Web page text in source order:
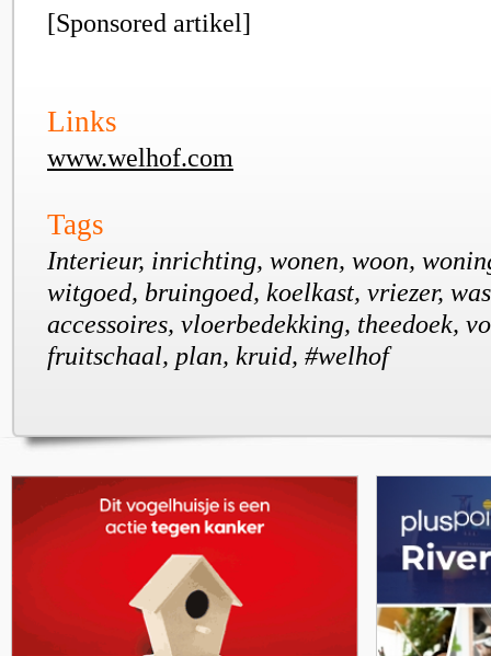
[Sponsored artikel]
Links
www.welhof.com
Tags
Interieur, inrichting, wonen, woon,
witgoed, bruingoed, koelkast, vriezer,
accessoires, vloerbedekking, theedoek,
fruitschaal, plan, kruid, #welhof